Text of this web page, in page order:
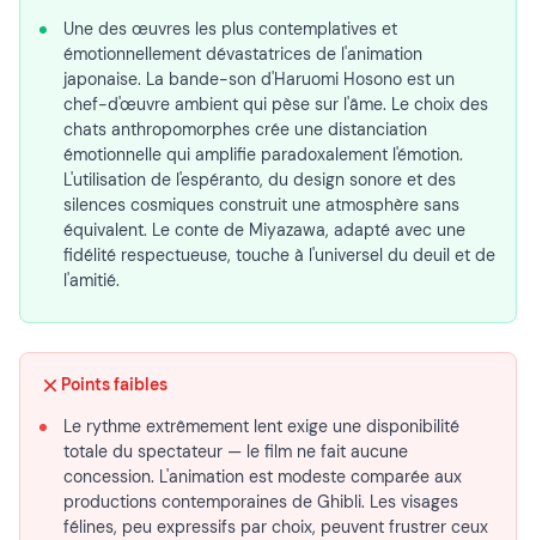
Une des œuvres les plus contemplatives et
émotionnellement dévastatrices de l'animation
japonaise. La bande-son d'Haruomi Hosono est un
chef-d'œuvre ambient qui pèse sur l'âme. Le choix des
chats anthropomorphes crée une distanciation
émotionnelle qui amplifie paradoxalement l'émotion.
L'utilisation de l'espéranto, du design sonore et des
silences cosmiques construit une atmosphère sans
équivalent. Le conte de Miyazawa, adapté avec une
fidélité respectueuse, touche à l'universel du deuil et de
l'amitié.
Points faibles
Le rythme extrêmement lent exige une disponibilité
totale du spectateur — le film ne fait aucune
concession. L'animation est modeste comparée aux
productions contemporaines de Ghibli. Les visages
félines, peu expressifs par choix, peuvent frustrer ceux